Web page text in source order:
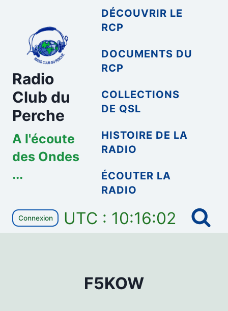
contenu
Radio
Club du
Perche
A l'écoute
des Ondes
...
DÉCOUVRIR LE
RCP
DOCUMENTS DU
RCP
COLLECTIONS
DE QSL
HISTOIRE DE LA
RADIO
ÉCOUTER LA
RADIO
Connexion UTC : 10:16:02
F5KOW